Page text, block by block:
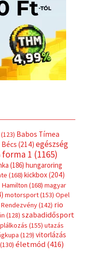
(123) Babos Tímea
Bécs (214) egészség
forma 1 (1165)
(186) hungaroring
(168) kickbox(204)
(168) magyar
motorsport(153) Opel
Rendezvény(142) rio
(128) szabadidősport
(155) utazás
(129) vitorlázás
(130) életmód(416)